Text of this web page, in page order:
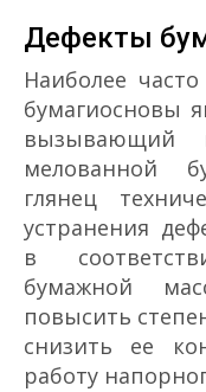
Дефекты
Наиболее
бумаги­основы
вызывающий
мелованной
глянец
устранения
в
бумажной
повысить
снизить ее
работу